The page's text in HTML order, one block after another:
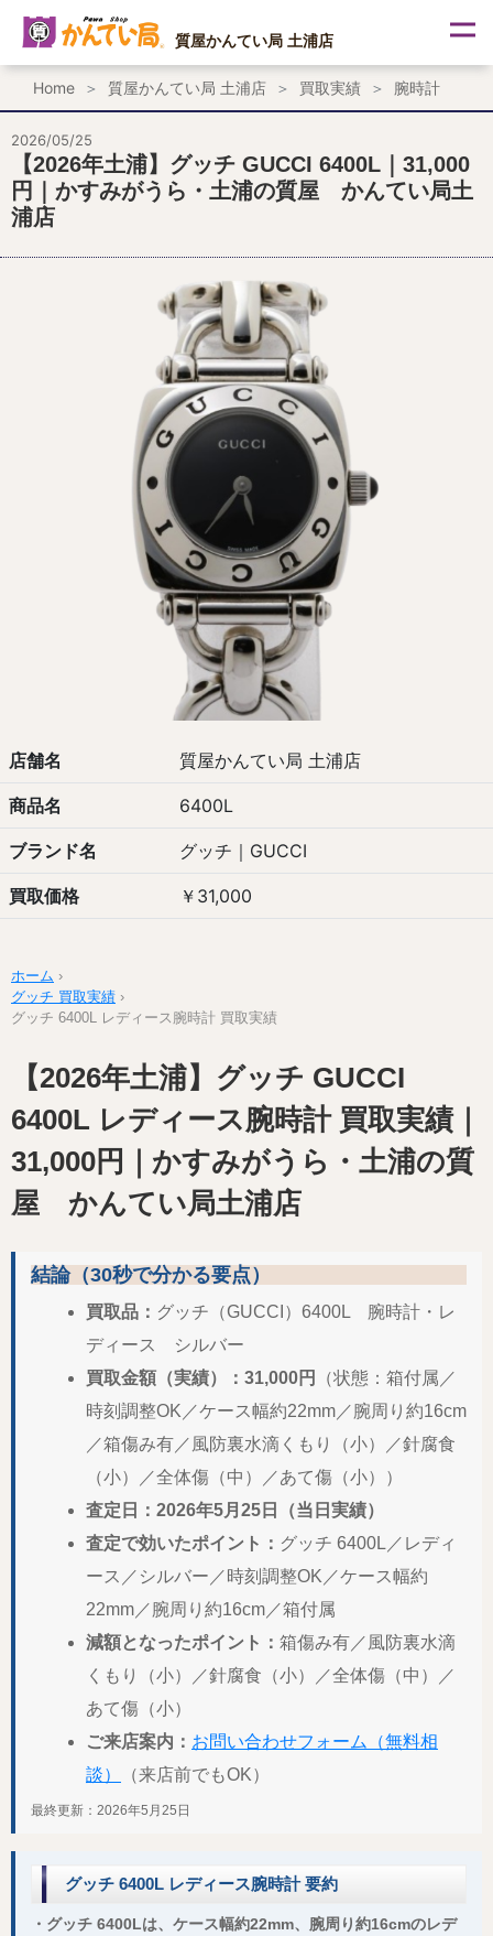
ス
ッ
プ
質屋かんてい局 土浦店
Home 質屋かんてい局 土浦店 買取実績 腕時計
2026/05/25
【2026年土浦】グッチ GUCCI 6400L｜31,000
円｜かすみがうら・土浦の質屋 かんてい局土
浦店
店舗名 質屋かんてい局 土浦店
商品名 6400L
ブランド名 グッチ｜GUCCI
買取価格 ￥31,000
ホーム ›
グッチ 買取実績 ›
グッチ 6400L レディース腕時計 買取実績
【2026年土浦】グッチ GUCCI
6400L レディース腕時計 買取実績｜
31,000円｜かすみがうら・土浦の質
屋 かんてい局土浦店
結論（30秒で分かる要点）
買取品： グッチ（GUCCI）6400L 腕時計・レ
ディース シルバー
買取金額（実績）：31,000円
（状態：箱付属／
時刻調整OK／ケース幅約22mm／腕周り約16cm
／箱傷み有／風防裏水滴くもり（小）／針腐食
（小）／全体傷（中）／あて傷（小））
査定日：2026年5月25日（当日実績）
査定で効いたポイント： グッチ 6400L／レディ
ース／シルバー／時刻調整OK／ケース幅約
22mm／腕周り約16cm／箱付属
減額となったポイント： 箱傷み有／風防裏水滴
くもり（小）／針腐食（小）／全体傷（中）／
あて傷（小）
ご来店案内： お問い合わせフォーム（無料相
談）
（来店前でもOK）
最終更新：2026年5月25日
グッチ 6400L レディース腕時計 要約
・グッチ 6400Lは、ケース幅約22mm、腕周り約16cmのレデ